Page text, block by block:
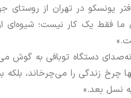
یونسکو در تهران از روستای
فقط یک کار نیست؛ شیوه‌ای
دستگاه توبافی به گوش
زندگی را می‌چرخاند، بلکه
نسل بعد.»